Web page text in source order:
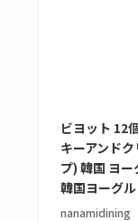
ビヨット 12
キーアンド
プ) 韓国 ヨ
韓国ヨーグ
nanamidining